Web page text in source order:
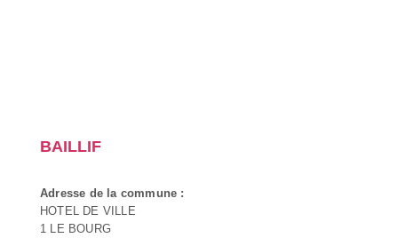
BAILLIF
Adresse de la commune :
HOTEL DE VILLE
1 LE BOURG